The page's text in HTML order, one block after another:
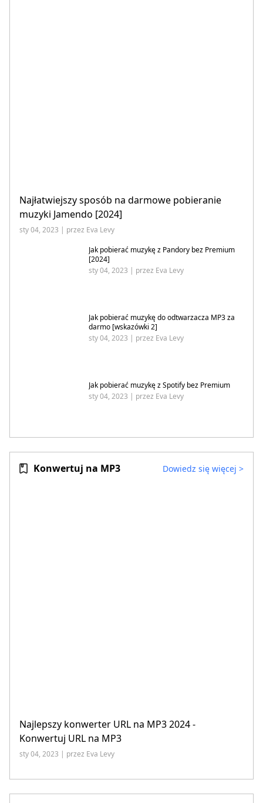
Najłatwiejszy sposób na darmowe pobieranie
muzyki Jamendo [2024]
sty 04, 2023 | przez Eva Levy
Jak pobierać muzykę z Pandory bez Premium
[2024]
sty 04, 2023 | przez Eva Levy
Jak pobierać muzykę do odtwarzacza MP3 za
darmo [wskazówki 2]
sty 04, 2023 | przez Eva Levy
Jak pobierać muzykę z Spotify bez Premium
sty 04, 2023 | przez Eva Levy
Konwertuj na MP3 Dowiedz się więcej >
Najlepszy konwerter URL na MP3 2024 -
Konwertuj URL na MP3
sty 04, 2023 | przez Eva Levy